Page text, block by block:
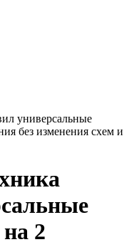
универсальные
без изменения схем и
2